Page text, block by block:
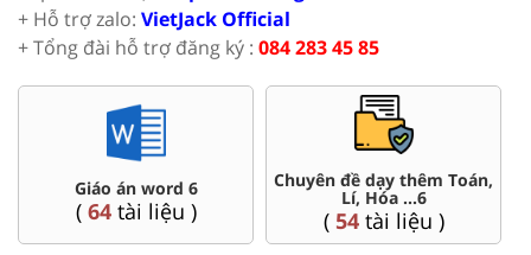
+ Hỗ trợ zalo: VietJack Official
+ Tổng đài hỗ trợ đăng ký : 084 283 45 85
Chuyên đề dạy thêm Toán,
Lí, Hóa ...6
( 54
Đề thi HSG
(4